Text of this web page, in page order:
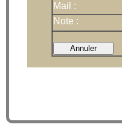
Mail :
Note :